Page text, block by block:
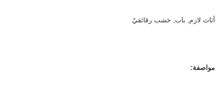
أثاث لازم, باب, خشب رقائقيّ
مواصفة: